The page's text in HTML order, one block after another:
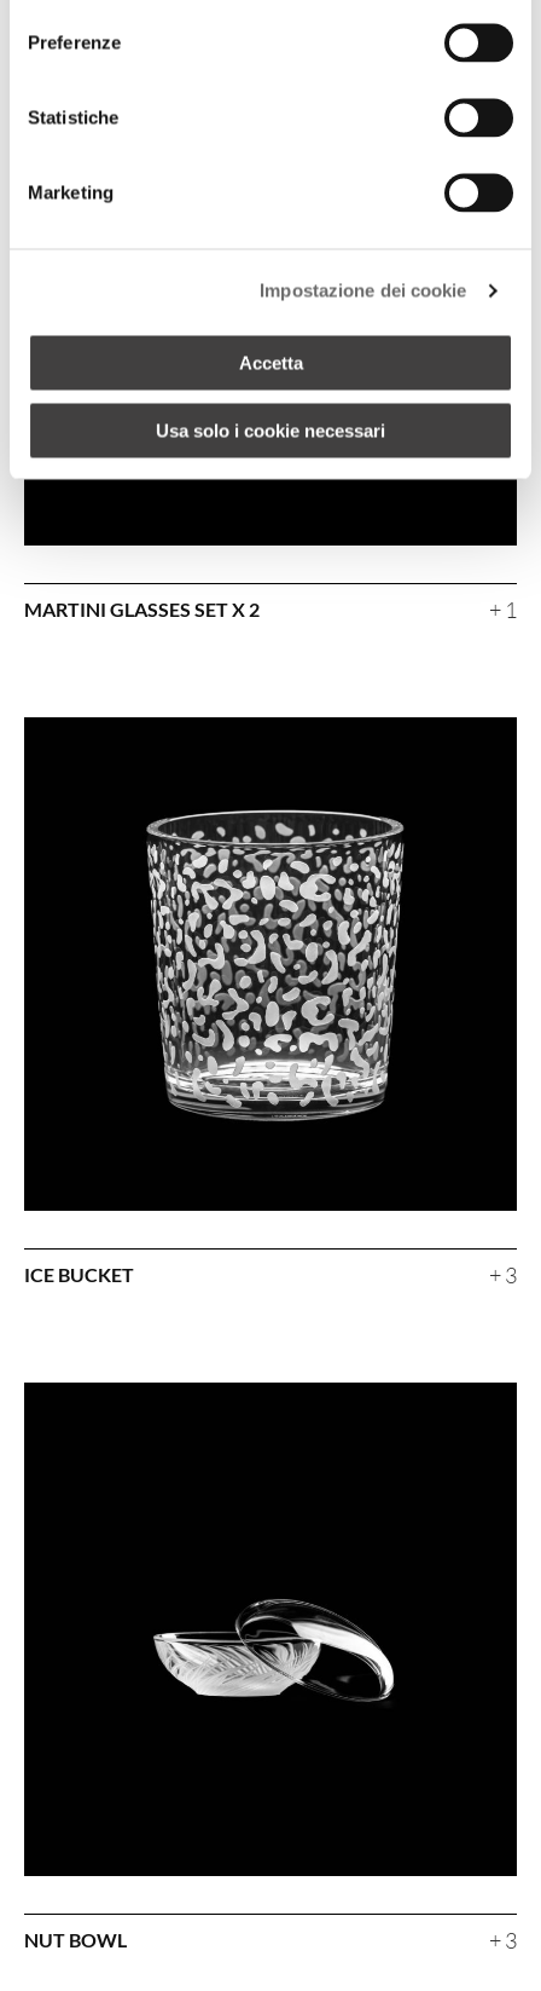
Preferenze
Statistiche
Marketing
Impostazione dei cookie
Accetta
Usa solo i cookie necessari
MARTINI GLASSES SET X 2 + 1
ICE BUCKET + 3
NUT BOWL + 3